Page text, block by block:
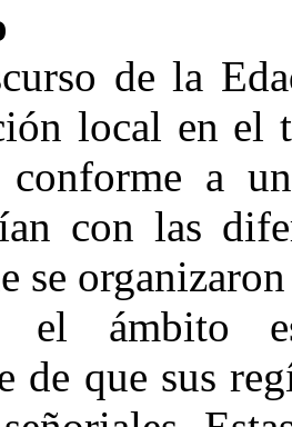
de la
local en el
conforme a
con las
se
el ámbito
de que sus